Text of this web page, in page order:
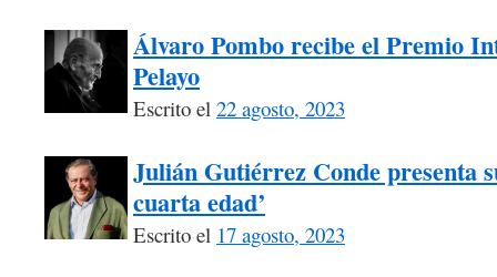
Álvaro Pombo recibe el Premio
Pelayo
Escrito el 22 agosto, 2023
Julián Gutiérrez Conde presenta
cuarta edad’
Escrito el 17 agosto, 2023